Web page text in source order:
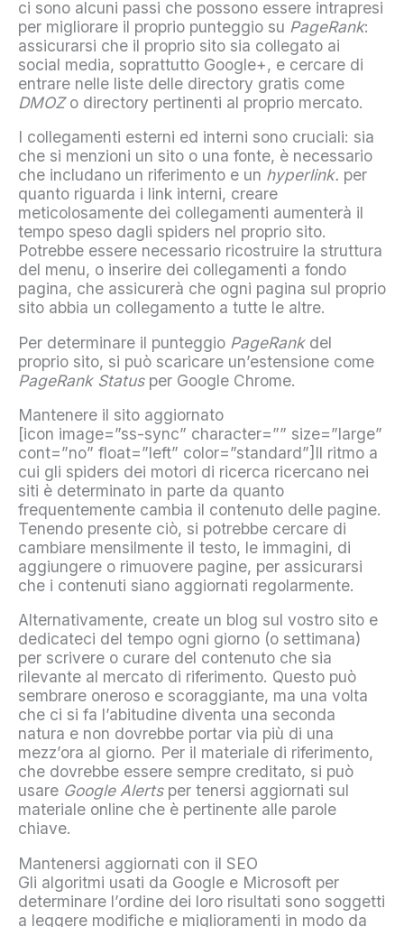
ci sono alcuni passi che possono essere intrapresi
per migliorare il proprio punteggio su PageRank:
assicurarsi che il proprio sito sia collegato ai
social media, soprattutto Google+, e cercare di
entrare nelle liste delle directory gratis come
DMOZo directory pertinenti al proprio mercato.
I collegamenti esterni ed interni sono cruciali: sia
che si menzioni un sito o una fonte, è necessario
che includano un riferimento e un hyperlink. per
quanto riguarda i link interni, creare
meticolosamente dei collegamenti aumenterà il
tempo speso dagli spiders nel proprio sito.
Potrebbe essere necessario ricostruire la struttura
del menu, o inserire dei collegamenti a fondo
pagina, che assicurerà che ogni pagina sul proprio
sito abbia un collegamento a tutte le altre.
Per determinare il punteggio PageRank del
proprio sito, si può scaricare un’estensione come
PageRank Statusper Google Chrome.
Mantenere il sito aggiornato
[icon image=”ss-sync” character=”” size=”large”
cont=”no” float=”left” color=”standard”]Il ritmo a
cui gli spiders dei motori di ricerca ricercano nei
siti è determinato in parte da quanto
frequentemente cambia il contenuto delle pagine.
Tenendo presente ciò, si potrebbe cercare di
cambiare mensilmente il testo, le immagini, di
aggiungere o rimuovere pagine, per assicurarsi
che i contenuti siano aggiornati regolarmente.
Alternativamente, create un blog sul vostro sito e
dedicateci del tempo ogni giorno (o settimana)
per scrivere o curare del contenuto che sia
rilevante al mercato di riferimento. Questo può
sembrare oneroso e scoraggiante, ma una volta
che ci si fa l’abitudine diventa una seconda
natura e non dovrebbe portar via più di una
mezz’ora al giorno. Per il materiale di riferimento,
che dovrebbe essere sempre creditato, si può
usare Google Alertsper tenersi aggiornati sul
materiale online che è pertinente alle parole
chiave.
Mantenersi aggiornati con il SEO
Gli algoritmi usati da Google e Microsoft per
determinare l’ordine dei loro risultati sono soggetti
a leggere modifiche e miglioramenti in modo da